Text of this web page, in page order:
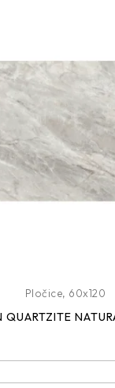
Pločice, 60x120
QUARTZITE